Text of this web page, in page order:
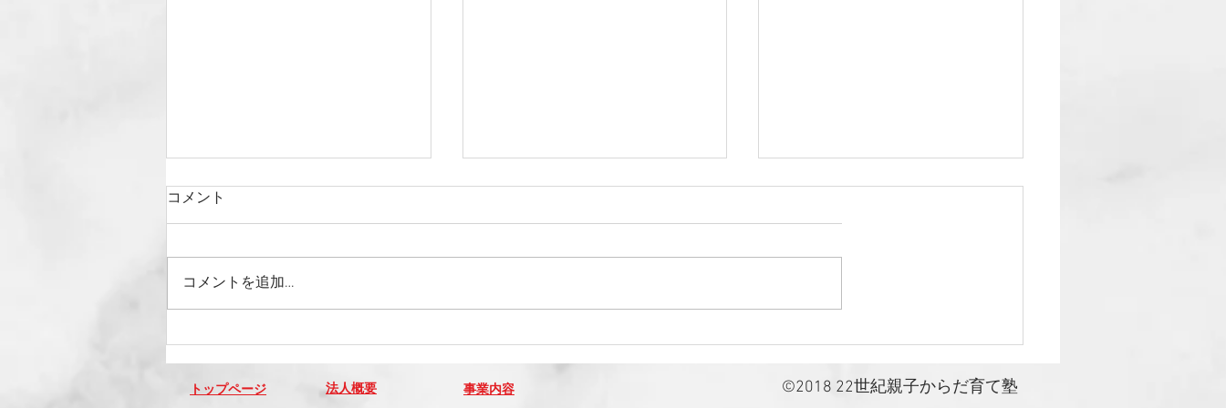
親子21サロンに出席いたしま
した。
谷村でOKJキッズビート体操
を行いました！
を行いました！
コメント
コメントを追加…
​トップページ 法人概要 事業内容 ​©2018 22世紀親子からだ育て塾